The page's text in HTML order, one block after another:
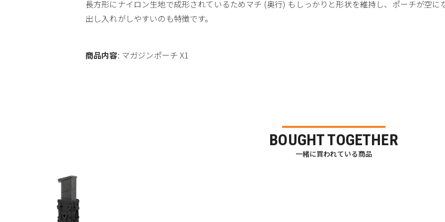
長方形にナイロン生地で成形されているためマチ (奥行) もしっかりと形状を維持し、ポーチが空に
出し入れがしやすいのも特徴です。
商品内容: マガジンポーチ X1
BOUGHT TOGETHER
一緒に買われている商品